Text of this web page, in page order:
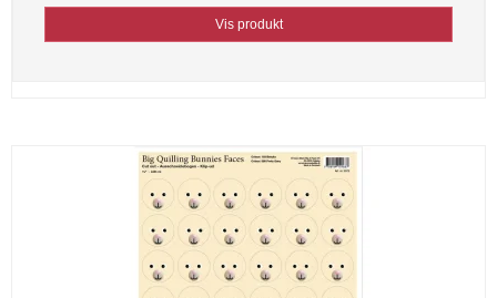
Vis produkt